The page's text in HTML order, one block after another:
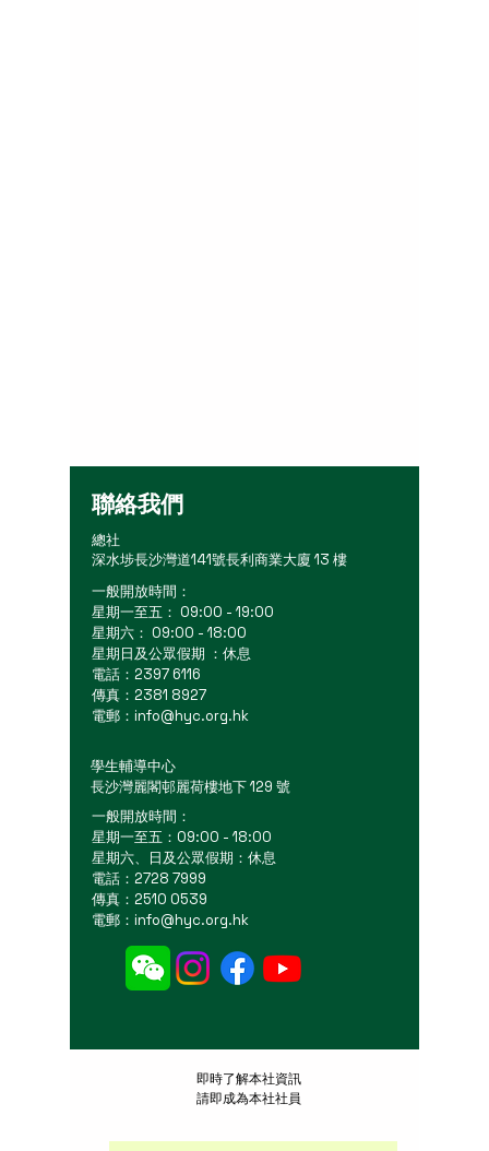
聯絡我們
總社
深水埗長沙灣道141號長利商業大廈 13 樓
一般開放時間：
星期一至五： 09:00 - 19:00
星期六： 09:00 - 18:00
星期日及公眾假期 ：休息
電話：2397 6116
傳真：2381 8927
電郵： info@hyc.org.hk
學生輔導中心
長沙灣麗閣邨麗荷樓地下 129 號
一般開放時間：
星期一至五：09:00 - 18:00
星期六、日及公眾假期：休息
電話：2728 7999
傳真：2510 0539
電郵： info@hyc.org.hk
​即時了解本社資訊
請即成為本社社員